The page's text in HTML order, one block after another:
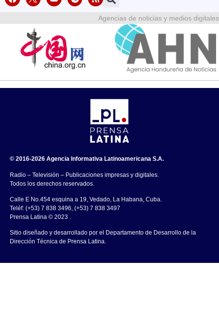
Agencias de noticias y medios digitales
© 2016-2026 Agencia Informativa Latinoamericana S.A.
Radio – Televisión – Publicaciones impresas y digitales.
Todos los derechos reservados.
Calle E No.454 esquina a 19, Vedado, La Habana, Cuba.
Teléf: (+53) 7 838 3496, (+53) 7 838 3497
Prensa Latina © 2023 .
Sitio diseñado y desarrollado por el Departamento de Desarrollo de la
Dirección Técnica de Prensa Latina.